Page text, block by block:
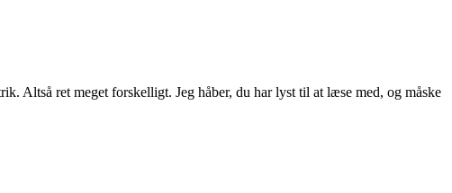
Altså ret meget forskelligt. Jeg håber, du har lyst til at læse med, og måske